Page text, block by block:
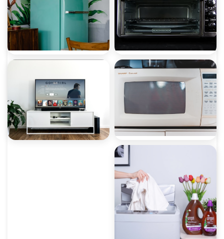
صيانة ثلاجات صيانة غسالات
صيانة ميكروويف صيانة ديب فريزر
صيانة غسالات أطباق